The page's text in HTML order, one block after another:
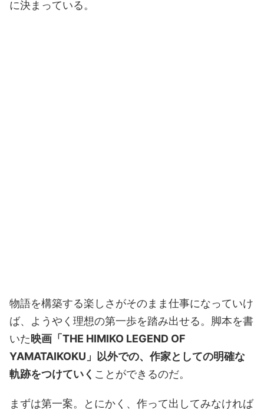
に決まっている。
物語を構築する楽しさがそのまま仕事になっていけ
ば、ようやく理想の第一歩を踏み出せる。脚本を書
いた映画「THE HIMIKO LEGEND OF
YAMATAIKOKU」以外での、作家としての明確な
軌跡をつけていく ことができるのだ。
まずは第一案。とにかく、作って出してみなければ